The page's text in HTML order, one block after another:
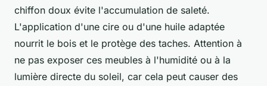
chiffon doux évite l'accumulation de saleté.
L'application d'une cire ou d'une huile adaptée
nourrit le bois et le protège des taches. Attention à
ne pas exposer ces meubles à l'humidité ou à la
lumière directe du soleil, car cela peut causer des